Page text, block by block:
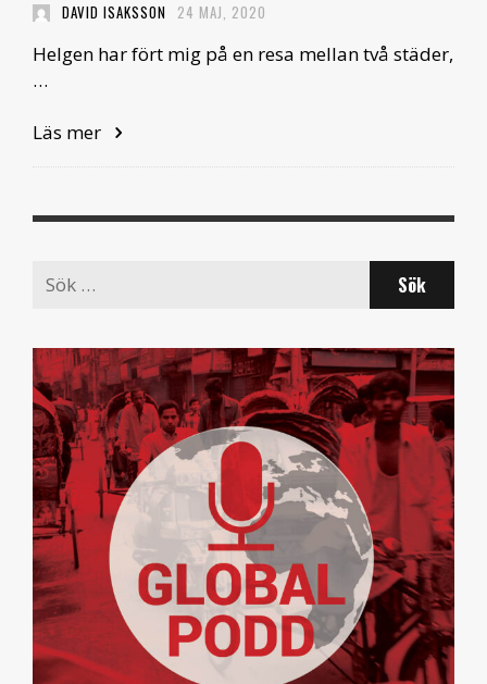
DAVID ISAKSSON 24 MAJ, 2020
Helgen har fört mig på en resa mellan två städer,
…
Läs mer
Search
for: